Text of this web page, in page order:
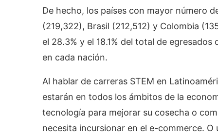
De hecho, los países con mayor número
(219,322), Brasil (212,512) y Colombia
el 28.3% y el 18.1% del total de
en cada nación.
Al hablar de carreras STEM en
estarán en todos los ámbitos de la
tecnología para mejorar su cosecha o
necesita incursionar en el e-commerce.